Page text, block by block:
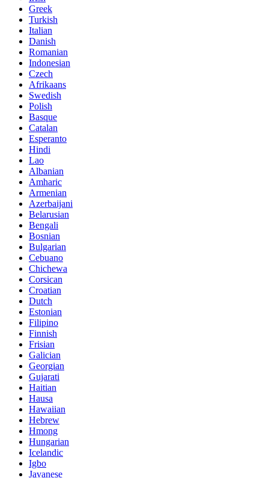
Greek
Turkish
Italian
Danish
Romanian
Indonesian
Czech
Afrikaans
Swedish
Polish
Basque
Catalan
Esperanto
Hindi
Lao
Albanian
Amharic
Armenian
Azerbaijani
Belarusian
Bengali
Bosnian
Bulgarian
Cebuano
Chichewa
Corsican
Croatian
Dutch
Estonian
Filipino
Finnish
Frisian
Galician
Georgian
Gujarati
Haitian
Hausa
Hawaiian
Hebrew
Hmong
Hungarian
Icelandic
Igbo
Javanese